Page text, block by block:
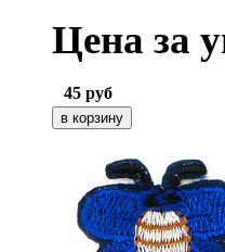
Цена за
45 руб